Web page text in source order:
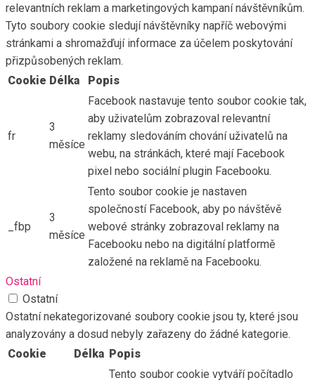
relevantních reklam a marketingových kampaní návštěvníkům.
Tyto soubory cookie sledují návštěvníky napříč webovými
stránkami a shromažďují informace za účelem poskytování
přizpůsobených reklam.
Cookie Délka Popis
fr
3
měsíce
Facebook nastavuje tento soubor cookie tak,
aby uživatelům zobrazoval relevantní
reklamy sledováním chování uživatelů na
webu, na stránkách, které mají Facebook
pixel nebo sociální plugin Facebooku.
_fbp
3
měsíce
Tento soubor cookie je nastaven
společností Facebook, aby po návštěvě
webové stránky zobrazoval reklamy na
Facebooku nebo na digitální platformě
založené na reklamě na Facebooku.
Ostatní
Ostatní
Ostatní nekategorizované soubory cookie jsou ty, které jsou
analyzovány a dosud nebyly zařazeny do žádné kategorie.
Cookie
Délka Popis
Tento soubor cookie vytváří počítadlo